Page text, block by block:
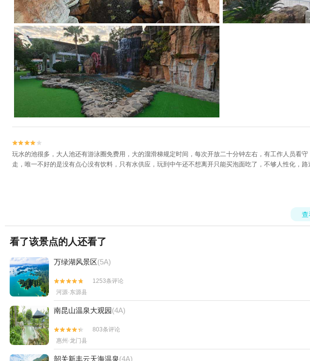


玩水的池很多，大人池还有游泳圈免费用，大的溜滑梯规定时间，每次开放二十分钟左右，有工作人员看
走，唯一不好的是没有点心没有饮料，只有水供应，玩到中午还不想离开只能买泡面吃了，不够人性化，